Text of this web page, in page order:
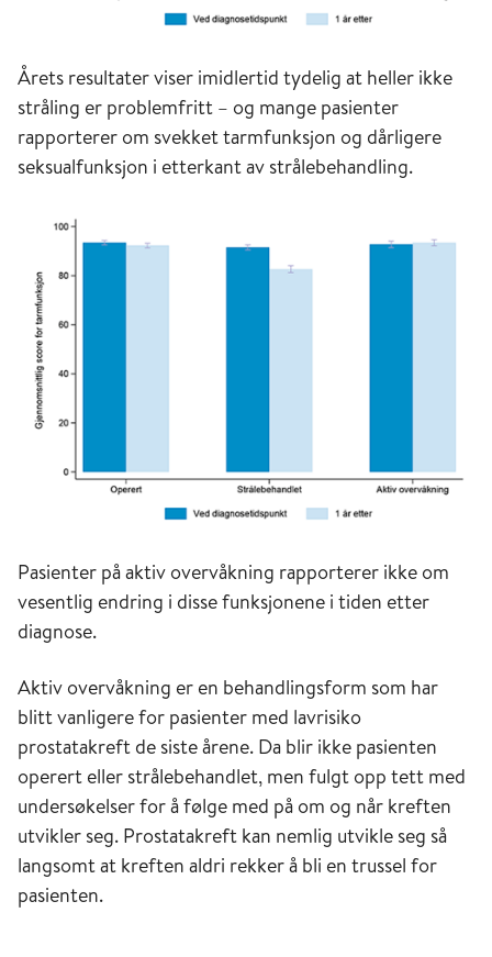
Årets resultater viser imidlertid tydelig at heller ikke
stråling er problemfritt – og mange pasienter
rapporterer om svekket tarmfunksjon og dårligere
seksualfunksjon i etterkant av strålebehandling.
Pasienter på aktiv overvåkning rapporterer ikke om
vesentlig endring i disse funksjonene i tiden etter
diagnose.
Aktiv overvåkning er en behandlingsform som har
blitt vanligere for pasienter med lavrisiko
prostatakreft de siste årene. Da blir ikke pasienten
operert eller strålebehandlet, men fulgt opp tett med
undersøkelser for å følge med på om og når kreften
utvikler seg. Prostatakreft kan nemlig utvikle seg så
langsomt at kreften aldri rekker å bli en trussel for
pasienten.